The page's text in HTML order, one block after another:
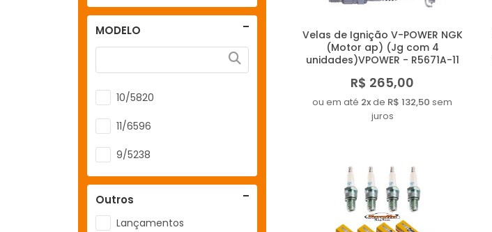
BR9EIX
MODELO
10/5820
11/6596
9/5238
Outros
Lançamentos
Velas de Ignição V-POWER NGK
(Motor ap) (Jg com 4
unidades)VPOWER - R5671A-11
R$ 265,00
ou em até 2xde R$ 132,50 sem
juros